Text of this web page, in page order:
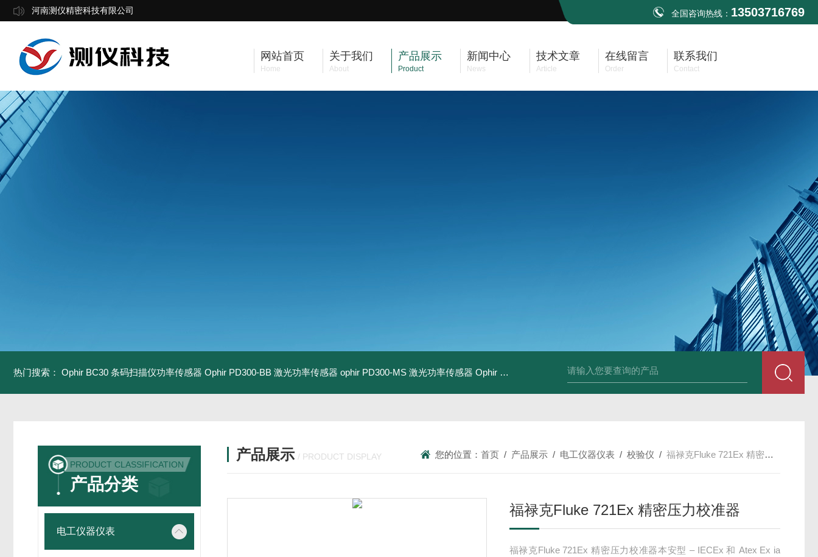
河南测仪精密科技有限公司 全国咨询热线： 13503716769
网站首页
Home
关于我们
About
产品展示
Product
新闻中心
News
技术文章
Article
在线留言
Order
联系我们
Contact
热门搜索： Ophir BC30 条码扫描仪功率传感器 Ophir PD300-BB 激光功率传感器 ophir PD300-MS 激光功率传感器 Ophir PD300R-3W 激光功率传感器 Ophir PD300R 激光功率传感器 Ophir PD300-
PRODUCT CLASSIFICATION
产品分类
电工仪器仪表
产品展示 / PRODUCT DISPLAY 您的位置：首页 / 产品展示 / 电工仪器仪表 /校验仪 /福禄克Fluke 721Ex 精密压力校准器
福禄克Fluke 721Ex 精密压力校准器
福禄克Fluke 721Ex 精密压力校准器本安型 – IECEx 和 Atex Ex ia